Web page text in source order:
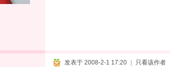
发表于 2008-2-1 17:20 只看该作者